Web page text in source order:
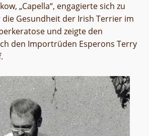
„Capella“, engagierte sich zu
Gesundheit der Irish Terrier im
und zeigte den
den Importrüden Esperons Terry